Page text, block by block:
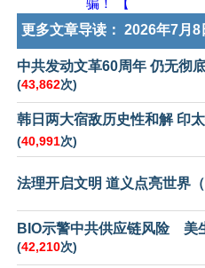
骗！ 【
更多文章导读： 2026年7月8
中共发动文革60周年 仍无彻
(43,862次)
韩日两大宿敌历史性和解 印
(40,991次)
法理开启文明 道义点亮世界（
BIO示警中共供应链风险 美
(42,210次)